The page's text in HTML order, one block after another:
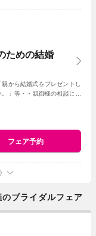
ための結婚
から結婚式をプレゼントし
」等・・親御様の相談にベ
フェア予約
ブライダルフェア